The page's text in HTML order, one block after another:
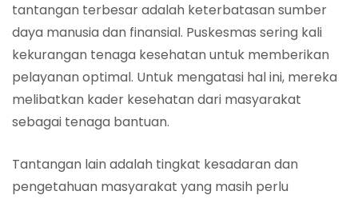
tantangan terbesar adalah keterbatasan sumber
daya manusia dan finansial. Puskesmas sering kali
kekurangan tenaga kesehatan untuk memberikan
pelayanan optimal. Untuk mengatasi hal ini, mereka
melibatkan kader kesehatan dari masyarakat
sebagai tenaga bantuan.
Tantangan lain adalah tingkat kesadaran dan
pengetahuan masyarakat yang masih perlu